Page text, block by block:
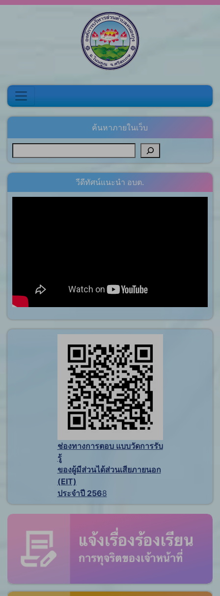
ค้นหาภายในเว็บ
วีดีทัศน์แนะนำ อบต.
ช่องทางการตอบ แบบวัดการรับ
รู้
ของผู้มีส่วนได้ส่วนเสียภายนอก
(EIT)
ประจำปี 2568